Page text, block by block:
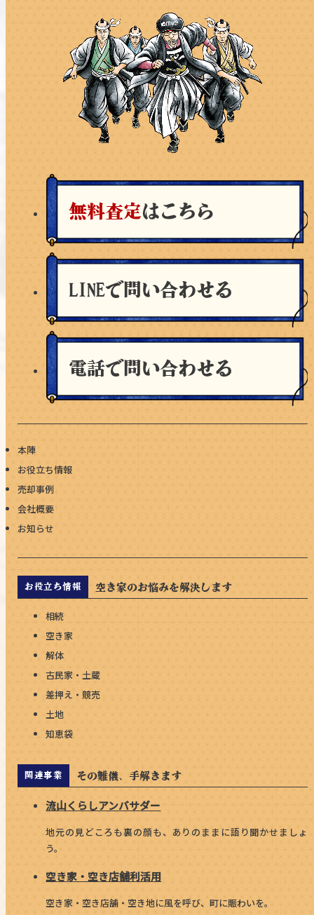
無料査定はこちら
LINEで問い合わせる
電話で問い合わせる
本陣
お役立ち情報
売却事例
会社概要
お知らせ
お役立ち情報 空き家のお悩みを解決します
相続
空き家
解体
古民家・土蔵
差押え・競売
土地
知恵袋
関連事業 その難儀、手解きます
流山くらしアンバサダー
地元の見どころも裏の顔も、ありのままに語り聞かせましょ
う。
空き家・空き店舗利活用
空き家・空き店舗・空き地に風を呼び、町に賑わいを。